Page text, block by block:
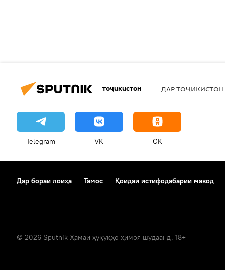
Тоҷикистон ДАР ТОҶИКИСТОН
Telegram VK OK
Дар бораи лоиҳа Тамос Қоидаи истифодабарии мавод
© 2026 Sputnik Ҳамаи ҳуқуқҳо ҳимоя шудаанд. 18+